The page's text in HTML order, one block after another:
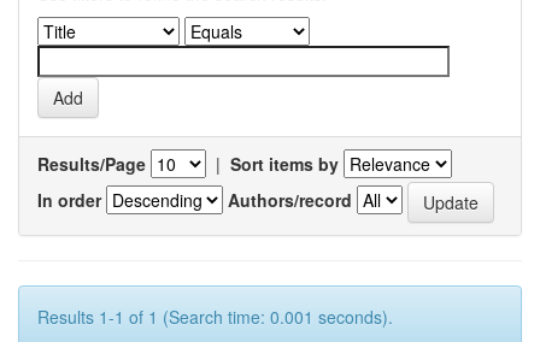
Results/Page | Sort items by
In order
Authors/record
Results 1-1 of 1 (Search time: 0.001 seconds).